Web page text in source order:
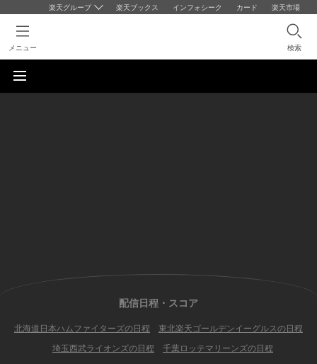
楽天グループ 楽天ブックス インフォシーク カード 楽天市場
メニュー 検索
配信日程・スコア
北海道日本ハムファイターズの日程
東北楽天ゴールデンイーグルスの日程
埼玉西武ライオンズの日程
千葉ロッテマリーンズの日程